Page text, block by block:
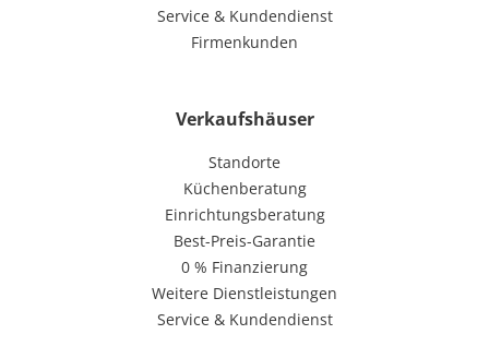
Service & Kundendienst
Firmenkunden
Verkaufshäuser
Standorte
Küchenberatung
Einrichtungsberatung
Best-Preis-Garantie
0 % Finanzierung
Weitere Dienstleistungen
Service & Kundendienst